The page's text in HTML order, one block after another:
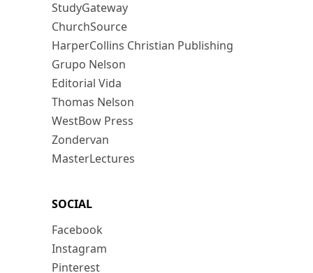
StudyGateway
ChurchSource
HarperCollins Christian Publishing
Grupo Nelson
Editorial Vida
Thomas Nelson
WestBow Press
Zondervan
MasterLectures
SOCIAL
Facebook
Instagram
Pinterest